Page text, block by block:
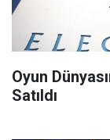
Oyun
Satıldı